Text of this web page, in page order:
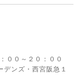
００～２０：００
ンズ・西宮阪急１